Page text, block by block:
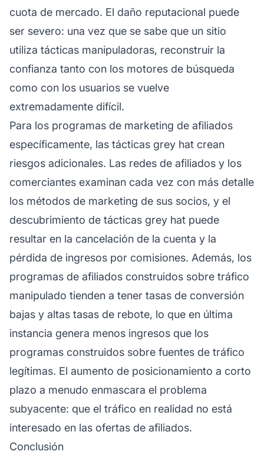
cuota de mercado. El daño reputacional puede
ser severo: una vez que se sabe que un sitio
utiliza tácticas manipuladoras, reconstruir la
confianza tanto con los motores de búsqueda
como con los usuarios se vuelve
extremadamente difícil.
Para los programas de marketing de afiliados
específicamente, las tácticas grey hat crean
riesgos adicionales. Las redes de afiliados y los
comerciantes examinan cada vez con más detalle
los métodos de marketing de sus socios, y el
descubrimiento de tácticas grey hat puede
resultar en la cancelación de la cuenta y la
pérdida de ingresos por comisiones. Además, los
programas de afiliados construidos sobre tráfico
manipulado tienden a tener tasas de conversión
bajas y altas tasas de rebote, lo que en última
instancia genera menos ingresos que los
programas construidos sobre fuentes de tráfico
legítimas. El aumento de posicionamiento a corto
plazo a menudo enmascara el problema
subyacente: que el tráfico en realidad no está
interesado en las ofertas de afiliados.
Conclusión